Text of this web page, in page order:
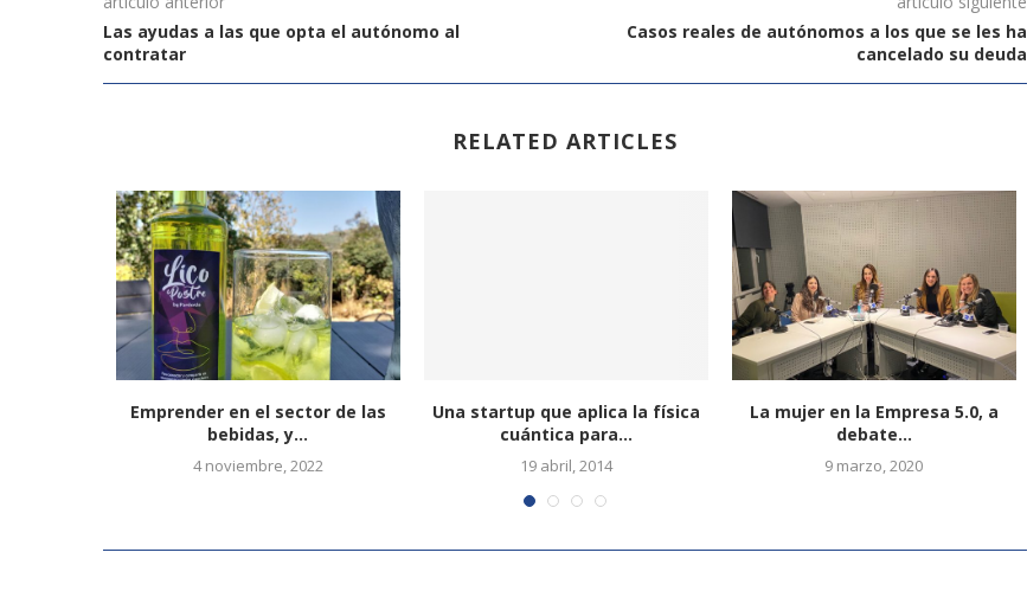
Las ayudas a las que opta el autónomo al
contratar
Casos reales de autónomos a los que se les ha
cancelado su deuda
RELATED ARTICLES
Emprender en el sector de las
bebidas, y...
4 noviembre, 2022
Una startup que aplica la física
cuántica para...
19 abril, 2014
La mujer en la Empresa 5.0, a
debate...
9 marzo, 2020